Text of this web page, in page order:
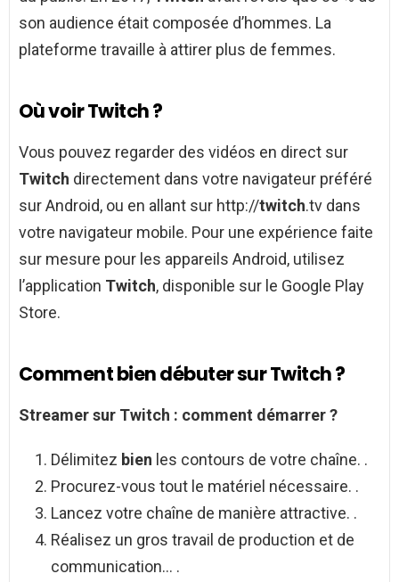
son audience était composée d’hommes. La
plateforme travaille à attirer plus de femmes.
Où voir Twitch ?
Vous pouvez regarder des vidéos en direct sur
Twitch directement dans votre navigateur préféré
sur Android, ou en allant sur http://twitch.tv dans
votre navigateur mobile. Pour une expérience faite
sur mesure pour les appareils Android, utilisez
l’application Twitch, disponible sur le Google Play
Store.
Comment bien débuter sur Twitch ?
Streamer sur Twitch : comment démarrer?
Délimitez bien les contours de votre chaîne. .
Procurez-vous tout le matériel nécessaire. .
Lancez votre chaîne de manière attractive. .
Réalisez un gros travail de production et de
communication… .